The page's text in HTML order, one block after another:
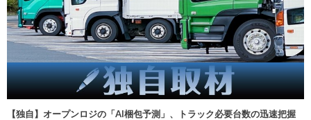
【独自】オープンロジの「AI梱包予測」、トラック必要台数の迅速把握